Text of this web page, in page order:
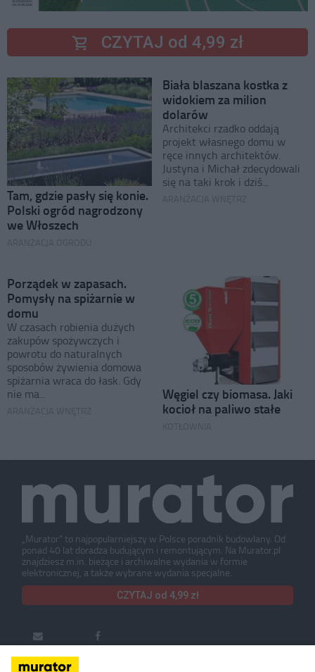
CZYTAJ od 4,99 zł
Tam, gdzie pasły się konie.
Polski ogród nagrodzony
we Włoszech
Biała blaszana kostka z
widokiem za milion
dolarów
Architekci rzadko oddają
projekt własnego domu w
ręce innych architektów.
Justyna i Michał zdecydowali
się na taki krok i dziś...
Porządek w zapasach.
Pomysły na spiżarnie w
domu
W czasach robienia dużych
zakupów spożywczych i
powrotu do naturalnych
sposobów żywienia domowa
spiżarnia wraca do łask. Gdy
nie ma...
Węgiel czy biomasa. Jaki
kocioł na paliwo stałe
„Murator” to najpopularniejszy w Polsce poradnik budowlany. Od
ponad 40 lat doradza budującym i remontującym. Na Murator.pl
znajdziesz m.in. bieżące i archiwalne wydania w formie
elektronicznej, a także wybrane wydania specjalne.
CZYTAJ od 4,99 zł